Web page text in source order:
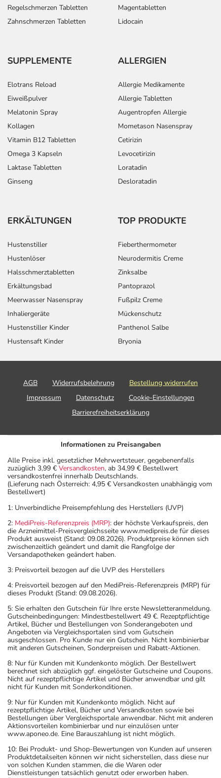
Regelschmerzen Tabletten
Zahnschmerzen Tabletten
Magentabletten
Lidocain
SUPPLEMENTE
Elotrans Reload
Eiweißpulver
Melatonin Spray
Kollagen
Vitamin B12 Tabletten
Omega 3 Kapseln
Laktase Tabletten
Ginseng
ALLERGIEN
Allergie Medikamente
Allergie Tabletten
Augentropfen Allergie
Mometason Nasenspray
Cetirizin
Levocetirizin
Loratadin
Desloratadin
ERKÄLTUNGEN
Hustenstiller
Hustenlöser
Halsschmerztabletten
Erkältungsbad
Meerwasser Nasenspray
Inhaliergeräte
Hustenstiller Kinder
Hustensaft Kinder
TOP PRODUKTE
Fieberthermometer
Neurodermitis Creme
Zinksalbe
Pantoprazol
Fußpilz Creme
Mückenschutz
Panthenol Salbe
Bryonia
AGB Widerrufsbelehrung
Bestellung widerrufen
Impressum
Datenschutz
Cookie-Einstellungen
Barrierefreiheitserklärung
Informationen zu Preisangaben
Alle Preise inkl. gesetzlicher Mehrwertsteuer, gegebenenfalls
zuzüglich 3,99 € Versandkosten, ab 34,99 € Bestellwert
versandkostenfrei innerhalb Deutschlands.
(Lieferung nach Österreich: 4,95 € Versandkosten unabhängig vom
Bestellwert)
1: Unverbindliche Preisempfehlung des Herstellers (UVP)
2: MediPreis-Referenzpreis (MRP): der höchste Verkaufspreis, den
die Arzneimittel-Preisvergleichsseite www.medipreis.de für dieses
Produkt ausweist (Stand: 09.08.2026). Produktpreise können sich
zwischenzeitlich geändert und damit die Rangfolge der
Versandapotheken geändert haben.
3: Preisvorteil bezogen auf die UVP des Herstellers
4: Preisvorteil bezogen auf den MediPreis-Referenzpreis (MRP) für
dieses Produkt (Stand: 09.08.2026).
5: Sie erhalten den Gutschein für Ihre erste Newsletteranmeldung.
Gutscheinbedingungen: Mindestbestellwert 49 €. Rezeptpflichtige
Artikel, Bücher und Bestellungen von Sonderangeboten und
Angeboten via Vergleichsportalen sind vom Gutschein
ausgeschlossen. Pro Kunde nur ein Gutschein. Nicht kombinierbar
mit anderen Gutscheinen, Sonderpreisen und Rabatt-Aktionen.
8: Nur für Kunden mit Kundenkonto möglich. Der Bestellwert
berechnet sich abzüglich ggf. eingelöster Gutscheine und Coupons.
Nicht auf rezeptpflichtige Artikel und Bücher anwendbar und gilt
nicht für Kunden mit Sonderkonditionen.
9: Nur für Kunden mit Kundenkonto möglich. Nicht auf
rezeptpflichtige Artikel, Bücher und Versandkosten sowie bei
Bestellungen über Vergleichsportale anwendbar. Nicht mit anderen
Aktionsvorteilen kombinierbar und nur einzulösen unter
www.aponeo.de. Eine Barauszahlung ist nicht möglich.
10: Bei Produkt- und Shop-Bewertungen von Kunden auf unseren
Produktdetailseiten können wir nicht sicherstellen, dass diese nur
von solchen Kunden stammen, die die Waren oder
Dienstleistungen tatsächlich genutzt oder erworben haben.